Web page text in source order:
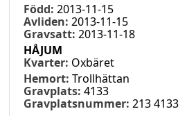
Född: 2013-11-15
Avliden: 2013-11-15
Gravsatt: 2013-11-18
HÅJUM
Kvarter: Oxbäret
Hemort: Trollhättan
Gravplats: 4133
Gravplatsnummer: 213 4133